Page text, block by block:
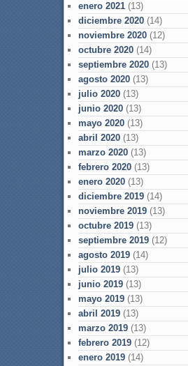
enero 2021(13)
diciembre 2020(14)
noviembre 2020(12)
octubre 2020(14)
septiembre 2020(13)
agosto 2020(13)
julio 2020(13)
junio 2020(13)
mayo 2020(13)
abril 2020(13)
marzo 2020(13)
febrero 2020(13)
enero 2020(13)
diciembre 2019(14)
noviembre 2019(13)
octubre 2019(13)
septiembre 2019(12)
agosto 2019(14)
julio 2019(13)
junio 2019(13)
mayo 2019(13)
abril 2019(13)
marzo 2019(13)
febrero 2019(12)
enero 2019(14)